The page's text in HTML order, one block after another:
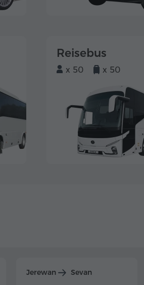
Reisebus
x 50 x 50
Jerewan Sevan